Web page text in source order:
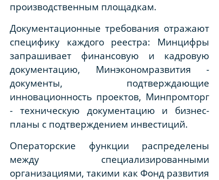
производственным площадкам.
Документационные требования отражают
специфику каждого реестра: Минцифры
запрашивает финансовую и кадровую
документацию, Минэкономразвития -
документы, подтверждающие
инновационность проектов, Минпромторг
- техническую документацию и бизнес-
планы с подтверждением инвестиций.
Операторские функции распределены
между специализированными
организациями, такими как Фонд развития